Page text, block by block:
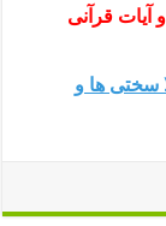
قرآنی
سختی ها و